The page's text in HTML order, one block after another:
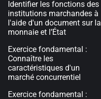
Identifier les fonctions des
institutions marchandes à
l'aide d'un document sur la
monnaie et l’État
Exercice fondamental :
Connaître les
caractéristiques d'un
marché concurrentiel
Exercice fondamental :